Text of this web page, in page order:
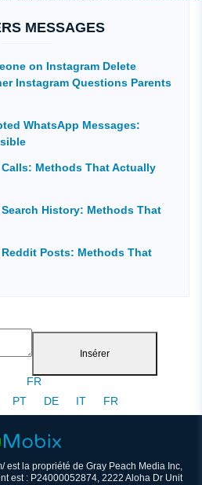
MESSAGES
on Instagram Delete
Instagram Questions Parents
WhatsApp Messages:
Calls: Methods That Actually
History: Methods That
Reddit Posts: Methods That
Insérer
FR
PT DE IT FR
est la propriété de Gray Peach Media Inc,
est : P24000052874, 2222 Aloha Dr Unit